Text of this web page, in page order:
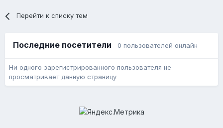
Перейти к списку тем
Последние посетители 0 пользователей онлайн
Ни одного зарегистрированного пользователя не
просматривает данную страницу